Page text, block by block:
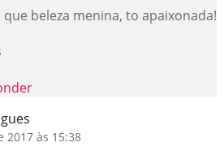
que beleza menina, to apaixonada!
2017 às 15:38